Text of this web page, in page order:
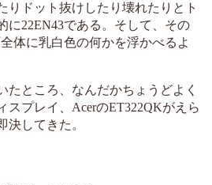
りドット抜けしたり壊れたりとト
に22EN43である。そして、その
体に乳白色の何かを浮かべるよ
たところ、なんだかちょうどよく
スプレイ、AcerのET322QKがえら
決してきた。